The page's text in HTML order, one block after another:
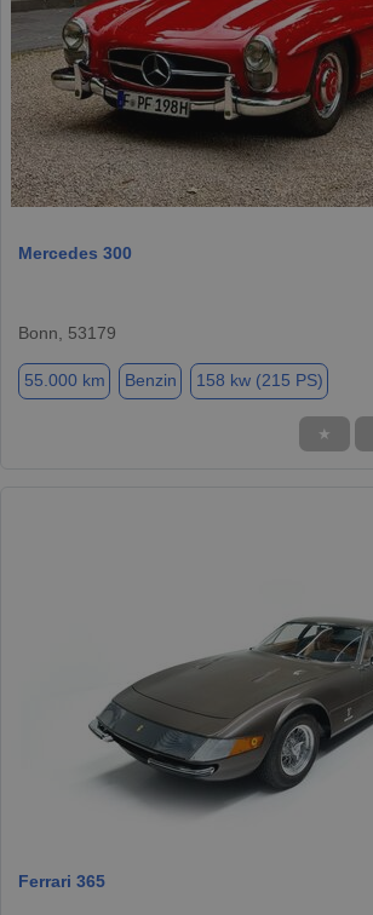
Mercedes 300
Bonn, 53179
55.000 km Benzin 158 kw (215 PS)
★
Ferrari 365